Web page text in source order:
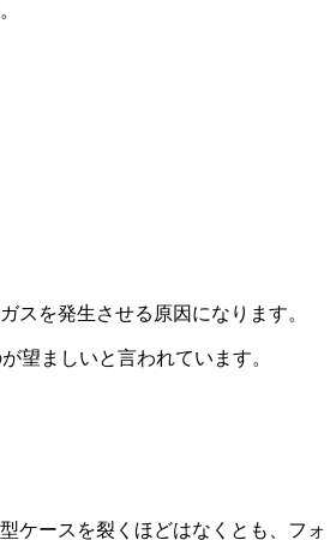
スを発生させる原因になります。
望ましいと言われています。
ケースを裂くほどはなくとも、フォ